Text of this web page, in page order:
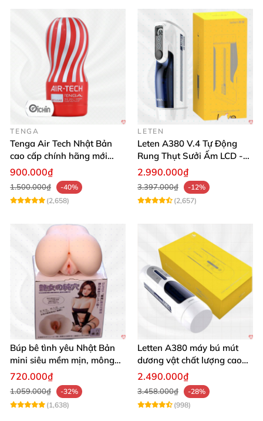
TENGA
Tenga Air Tech Nhật Bản
cao cấp chính hãng mới
seal giá tốt
900.000₫
1.500.000₫
-40%
(2,658)
LETEN
Leten A380 V.4 Tự Động
Rung Thụt Sưởi Ấm LCD -
Mua Ngay
2.990.000₫
3.397.000₫
-12%
(2,657)
Búp bê tình yêu Nhật Bản
mini siêu mềm mịn, mông
tròn quyến rũ
720.000₫
1.059.000₫
-32%
(1,638)
Letten A380 máy bú mút
dương vật chất lượng cao
giá tốt
2.490.000₫
3.458.000₫
-28%
(998)